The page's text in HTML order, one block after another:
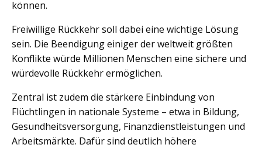
können.
Freiwillige Rückkehr soll dabei eine wichtige Lösung
sein. Die Beendigung einiger der weltweit größten
Konflikte würde Millionen Menschen eine sichere und
würdevolle Rückkehr ermöglichen.
Zentral ist zudem die stärkere Einbindung von
Flüchtlingen in nationale Systeme – etwa in Bildung,
Gesundheitsversorgung, Finanzdienstleistungen und
Arbeitsmärkte. Dafür sind deutlich höhere